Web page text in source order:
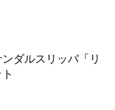
ダルスリッパ「リ